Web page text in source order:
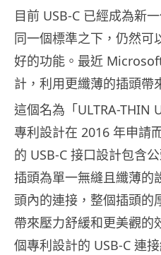
目前 USB-C 已經成為新
同一個標準之下，仍然可
好的功能。最近
計，利用更纖薄的插頭帶
這個名為「ULTRA-THIN
專利設計在 2016 年申請
的 USB-C 接口設計包含
插頭為單一無縫且纖薄的
頭內的連接，整個插頭的
帶來壓力舒緩和更美觀的
個專利設計的 USB-C 連